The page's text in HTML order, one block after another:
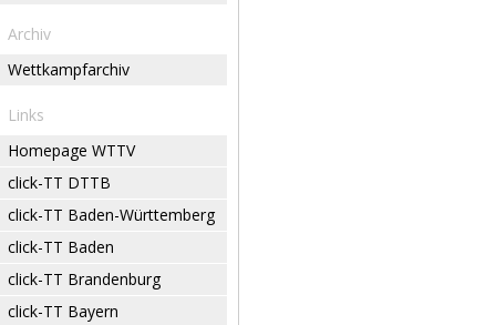
Archiv
Wettkampfarchiv
Links
Homepage WTTV
click-TT DTTB
click-TT Baden-Württemberg
click-TT Baden
click-TT Brandenburg
click-TT Bayern